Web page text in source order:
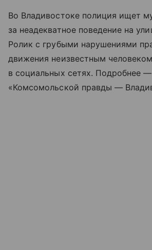
Во Владивостоке полиция ищет
за неадекватное поведение на
Ролик с грубыми нарушениями
движения неизвестным
в социальных сетях. Подробнее
«Комсомольской правды —